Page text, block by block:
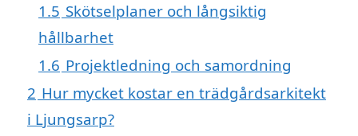
1.5 Skötselplaner och långsiktig
hållbarhet
1.6 Projektledning och samordning
2 Hur mycket kostar en trädgårdsarkitekt
i Ljungsarp?